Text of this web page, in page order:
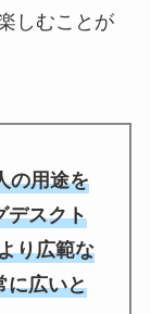
しむことが
の用途を
デスクト
り広範な
に広いと